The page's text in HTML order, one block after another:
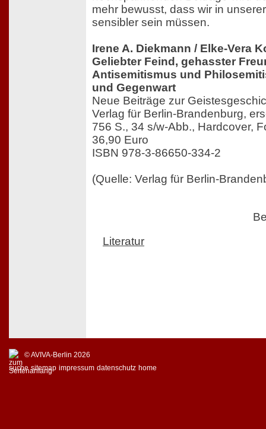
mehr bewusst, dass wir in
sensibler sein müssen.
Irene A. Diekmann / Elke-Vera
Geliebter Feind, gehasster
Antisemitismus und
und Gegenwart
Neue Beiträge zur
Verlag für Berlin-Brandenburg,
756 S., 34 s/w-Abb., Hardcover,
36,90 Euro
ISBN 978-3-86650-334-2
(Quelle: Verlag für Berlin-
Literatur
© AVIVA-Berlin 2026
suche sitemap impressum datenschutz home